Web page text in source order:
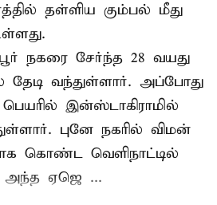
தள்ளிய கும்பல் மீது
நகரை சேர்ந்த 28 வயது
வந்துள்ளார். அப்போது
இன்ஸ்டாகிராமில்
புனே நகரில் விமன்
கொண்ட வெளிநாட்டில்
அந்த ஏஜெ ...